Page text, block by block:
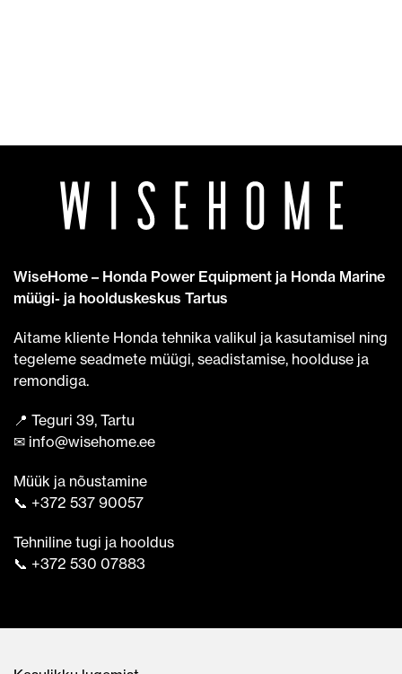
WiseHome – Honda Power Equipment ja Honda Marine
müügi- ja hoolduskeskus Tartus
Aitame kliente Honda tehnika valikul ja kasutamisel ning
tegeleme seadmete müügi, seadistamise, hoolduse ja
remondiga.
📍 Teguri 39, Tartu
✉ info@wisehome.ee
Müük ja nõustamine
📞 +372 537 90057
Tehniline tugi ja hooldus
📞 +372 530 07883